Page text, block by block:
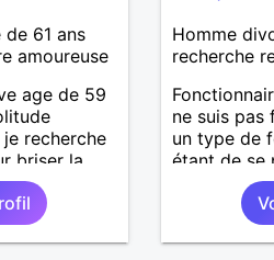
61 ans
amoureuse
age de 59
recherche
briser la
ensemble
ni je
Homme
recherche
ne suis pas
un type de
étant de se